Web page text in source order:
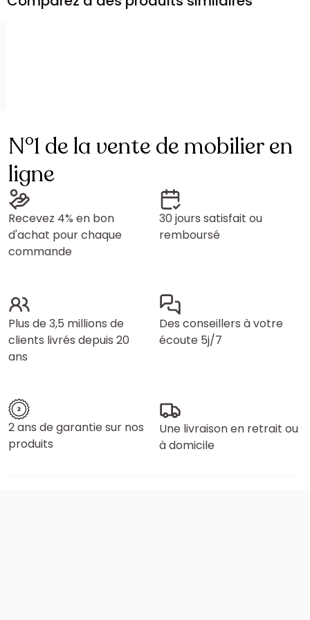
N°1 de la vente de mobilier en
ligne
Recevez 4% en bon
d'achat pour chaque
commande
30 jours satisfait ou
remboursé
Plus de 3,5 millions de
clients livrés depuis 20
ans
Des conseillers à votre
écoute 5j/7
2 ans de garantie sur nos
produits
Une livraison en retrait ou
à domicile